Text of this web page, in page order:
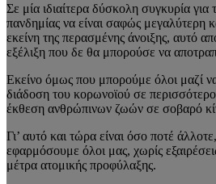
Σε μία ιδιαίτερα δύσκολη συγκυρία
πανδημίας να είναι σαφώς μεγαλύτερη
εκείνη της περασμένης άνοιξης, αυτό
εξέλιξη που δε θα μπορούσε να
Εκείνο όμως που μπορούμε όλοι μαζί
διάδοση του κορωνοϊού σε
έκθεση ανθρώπινων ζωών σε σοβαρό
Γι’ αυτό και τώρα είναι όσο ποτέ
εφαρμόσουμε όλοι μας, χωρίς
μέτρα ατομικής προφύλαξης.